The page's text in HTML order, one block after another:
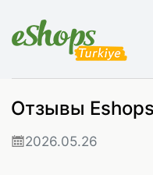
Отзывы
2026.05.26